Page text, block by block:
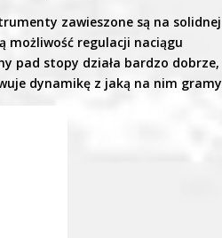
zawieszone są na solidnej
możliwość regulacji naciągu
pad stopy działa bardzo dobrze,
dynamikę z jaką na nim